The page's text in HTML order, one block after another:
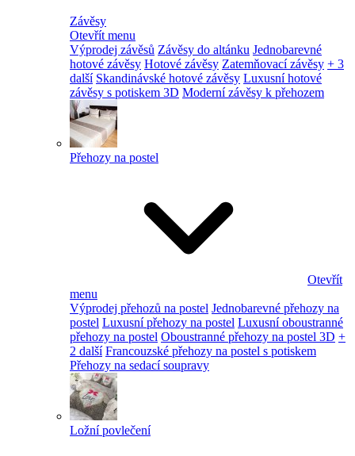
Závěsy
Otevřít menu
Výprodej závěsů Závěsy do altánku Jednobarevné
hotové závěsy Hotové závěsy Zatemňovací závěsy + 3
další Skandinávské hotové závěsy Luxusní hotové
závěsy s potiskem 3D Moderní závěsy k přehozem
Přehozy na postel
Otevřít
menu
Výprodej přehozů na postel Jednobarevné přehozy na
postel Luxusní přehozy na postel Luxusní oboustranné
přehozy na postel Oboustranné přehozy na postel 3D +
2 další Francouzské přehozy na postel s potiskem
Přehozy na sedací soupravy
Ložní povlečení